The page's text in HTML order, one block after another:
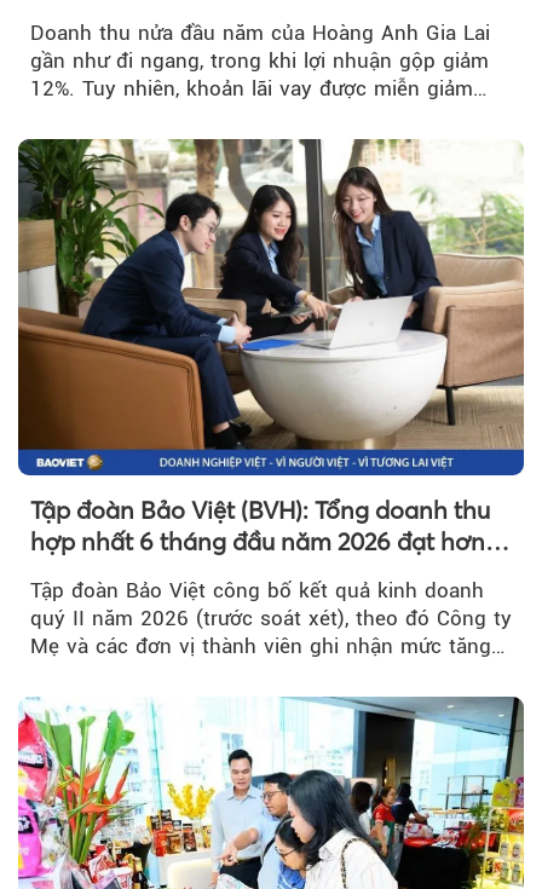
Doanh thu nửa đầu năm của Hoàng Anh Gia Lai
gần như đi ngang, trong khi lợi nhuận gộp giảm
12%. Tuy nhiên, khoản lãi vay được miễn giảm
Tập đoàn Bảo Việt (BVH): Tổng doanh thu
hợp nhất 6 tháng đầu năm 2026 đạt hơn
32.000 tỷ đồng, tăng trưởng 9,2%
Tập đoàn Bảo Việt công bố kết quả kinh doanh
quý II năm 2026 (trước soát xét), theo đó Công ty
Mẹ và các đơn vị thành viên ghi nhận mức tăng